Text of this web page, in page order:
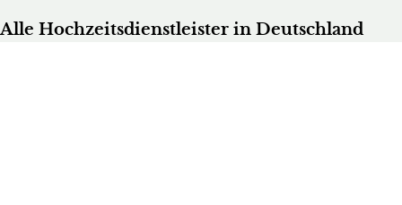
Alle Hochzeitsdienstleister in Deutschland